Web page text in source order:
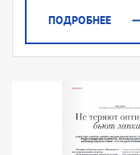
ПОДРОБНЕЕ